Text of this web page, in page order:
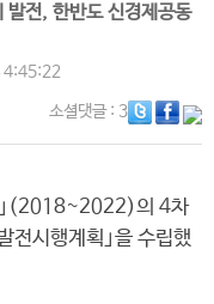
발전, 한반도 신경제공동
4:45:22
소셜댓글: 3
｣(2018~2022)의 4차
전시행계획｣을 수립했